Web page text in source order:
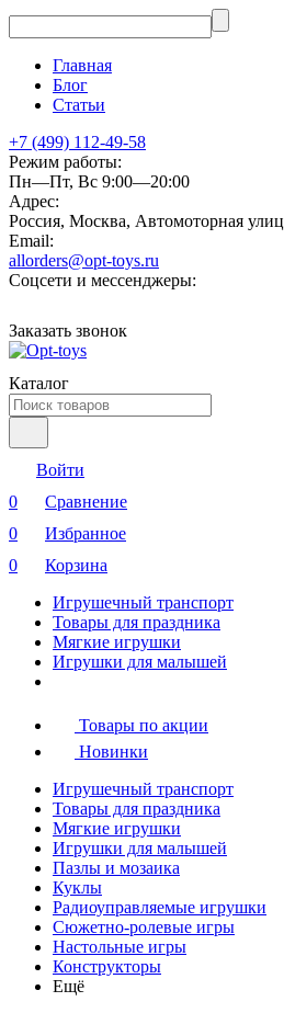
Главная
Блог
Статьи
+7 (499) 112-49-58
Режим работы:
Пн—Пт, Вс 9:00—20:00
Адрес:
Россия, Москва, Автомоторная
Email:
allorders@opt-toys.ru
Соцсети и мессенджеры:
Заказать звонок
Каталог
Войти
0
Сравнение
0
Избранное
0
Корзина
Игрушечный транспорт
Товары для праздника
Мягкие игрушки
Игрушки для малышей
Товары по акции
Новинки
Игрушечный транспорт
Товары для праздника
Мягкие игрушки
Игрушки для малышей
Пазлы и мозаика
Куклы
Радиоуправляемые игрушки
Сюжетно-ролевые игры
Настольные игры
Конструкторы
Ещё